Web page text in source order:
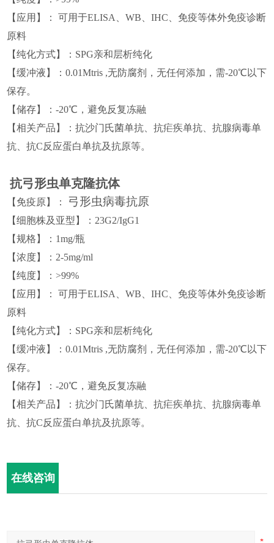
【 应用 】 ： 可用于ELISA、WB、IHC、免疫等体外免疫诊断
原料
【纯化方式】 ： SPG亲和层析纯化
【缓冲液 】 ：0.01Mtris ,无防腐剂，无任何添加，需-20℃以下
保存。
【储存】 ：-20℃，避免反复冻融
【相关产品】
：抗沙门氏菌单抗、抗疟疾单抗、抗腺病毒单
抗、抗C反应蛋白单抗及抗原等。
抗弓形虫单克隆抗体
【免疫原】 ： 弓形虫病毒抗原
【细胞株及亚型 】
：23G2/IgG1
【规格 】 ： 1mg/瓶
【浓度】 ： 2-5mg/ml
【纯度】 ：>99%
【 应用 】 ： 可用于ELISA、WB、IHC、免疫等体外免疫诊断
原料
【纯化方式】 ： SPG亲和层析纯化
【缓冲液 】 ：0.01Mtris ,无防腐剂，无任何添加，需-20℃以下
保存。
【储存】 ：-20℃，避免反复冻融
【相关产品】
：抗沙门氏菌单抗、抗疟疾单抗、抗腺病毒单
抗、抗C反应蛋白单抗及抗原等。
在线咨询